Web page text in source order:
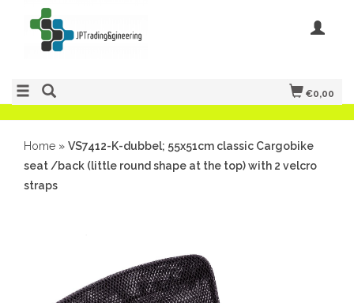
€0,00
Home » VS7412-K-dubbel; 55x51cm classic Cargobike
seat /back (little round shape at the top) with 2 velcro
straps